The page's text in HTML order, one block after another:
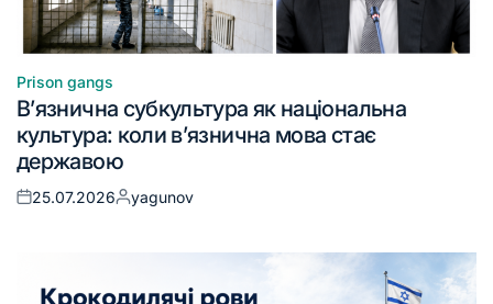
Prison gangs
В’язнична субкультура як національна
культура: коли в’язнична мова стає
державою
25.07.2026 yagunov